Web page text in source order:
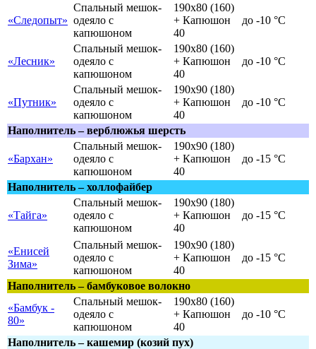
«Следопыт»
Спальный мешок-
одеяло с
капюшоном
190х80 (160)
+ Капюшон
40
до -10 °C
«Лесник»
Спальный мешок-
одеяло с
капюшоном
190х80 (160)
+ Капюшон
40
до -10 °C
«Путник»
Спальный мешок-
одеяло с
капюшоном
190х90 (180)
+ Капюшон
40
до -10 °C
Наполнитель – верблюжья шерсть
«Бархан»
Спальный мешок-
одеяло с
капюшоном
190х90 (180)
+ Капюшон
40
до -15 °C
Наполнитель – холлофайбер
«Тайга»
Спальный мешок-
одеяло с
капюшоном
190х90 (180)
+ Капюшон
40
до -15 °C
«Енисей
Зима»
Спальный мешок-
одеяло с
капюшоном
190х90 (180)
+ Капюшон
40
до -15 °C
Наполнитель – бамбуковое волокно
«Бамбук -
80»
Спальный мешок-
одеяло с
капюшоном
190х80 (160)
+ Капюшон
40
до -10 °C
Наполнитель – кашемир (козий пух)